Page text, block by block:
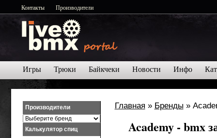
Контакты Производители
Игры Трюки Байкчеки Новости Инфо
Главная » Бренды »
Academy - bmx
Производители
Калькулятор спиц